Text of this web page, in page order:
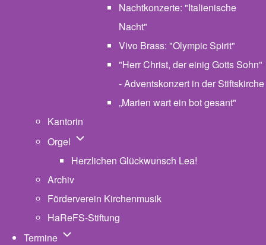
Nachtkonzerte: "Italienische
Nacht"
Vivo Brass: "Olympic Spirit"
"Herr Christ, der einig Gotts Sohn"
- Adventskonzert in der Stiftskirche
„Marien wart ein bot gesant"
Kantorin
Orgel Unternavigation von Orgel
Herzlichen Glückwunsch Lea!
Archiv
Förderverein Kirchenmusik
HaReFS-Stiftung
Termine Unternavigation von Termine